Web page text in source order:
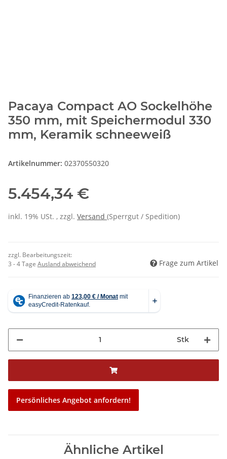
Pacaya Compact AO Sockelhöhe
350 mm, mit Speichermodul 330
mm, Keramik schneeweiß
Artikelnummer: 02370550320
5.454,34 €
inkl. 19% USt. , zzgl. Versand (Sperrgut / Spedition)
zzgl. Bearbeitungszeit:
3 - 4 Tage Ausland abweichend Frage zum Artikel
Stk
Persönliches Angebot anfordern!
Ähnliche Artikel